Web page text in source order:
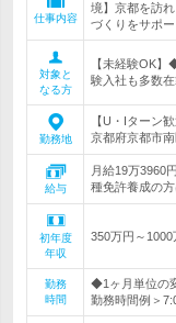
仕事内容
境】京都を訪
づくりをサポ
対象と
なる方
【未経験OK
験入社も多数
勤務地
【U・Iターン
京都府京都市
給与
月給19万3960
種免許養成の
初年度
年収
350万円～1000
勤務
時間
◆1ヶ月単位の
勤務時間例＞